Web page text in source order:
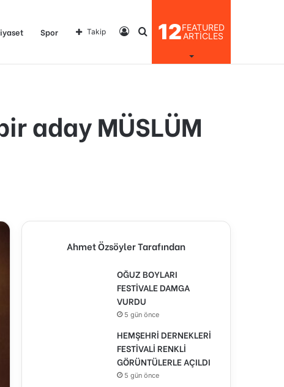
Spor 12FEATURED
ARTICLES
Arama
Kayıt
Takip
aday MÜSLÜM
Ahmet Özsöyler Tarafından
OĞUZ BOYLARI
FESTİVALE DAMGA
VURDU
5 gün önce
HEMŞEHRİ DERNEKLERİ
FESTİVALİ RENKLİ
GÖRÜNTÜLERLE AÇILDI
5 gün önce